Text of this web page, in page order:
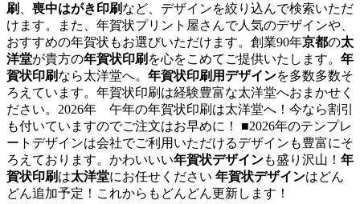
刷
喪中はがき印刷 など、デザインを絞り込んで検索いただ
けます。また、年賀状プリント屋さんで人気のデザインや、
おすすめの年賀状もお選びいただけます。創業90年京都の太
洋堂が貴方の年賀状印刷 を心をこめてご提供いたします。 年
賀状印刷 なら太洋堂へ。 年賀状印刷用デザインを多数多数そ
ろえています。年賀状印刷は経験豊富な太洋堂へおまかせく
ださい。2026年 午年の年賀状印刷は太洋堂へ！今なら割引
も付いていますのでご注文はお早めに！ ■2026年のテンプレ
ートデザインは会社でご利用いただけるデザインも豊富にそ
ろえております。かわいいい年賀状デザインも盛り沢山！ 年
賀状印刷 は太洋堂にお任せください 年賀状デザインはどん
どん追加予定！これからもどんどん更新します！